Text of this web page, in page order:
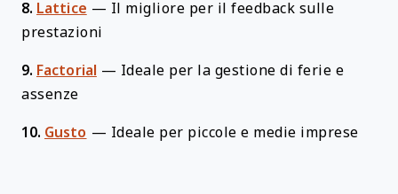
8. Lattice — Il migliore per il feedback sulle
prestazioni
9. Factorial — Ideale per la gestione di ferie e
assenze
10. Gusto — Ideale per piccole e medie imprese